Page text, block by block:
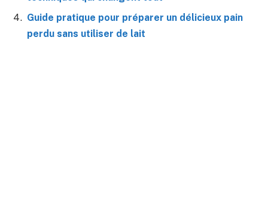
Guide pratique pour préparer un délicieux pain
perdu sans utiliser de lait